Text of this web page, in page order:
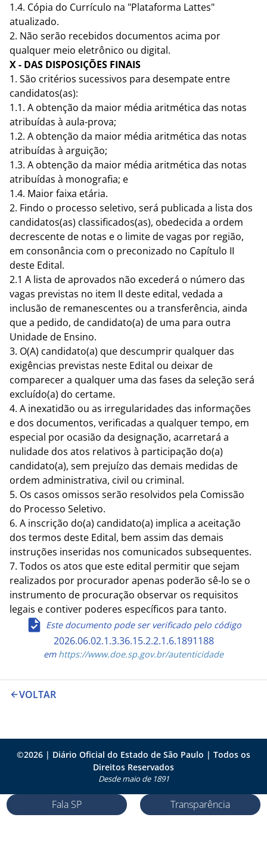
1.4. Cópia do Currículo na "Plataforma Lattes"
atualizado.
2. Não serão recebidos documentos acima por
qualquer meio eletrônico ou digital.
X - DAS DISPOSIÇÕES FINAIS
1. São critérios sucessivos para desempate entre
candidatos(as):
1.1. A obtenção da maior média aritmética das notas
atribuídas à aula-prova;
1.2. A obtenção da maior média aritmética das notas
atribuídas à arguição;
1.3. A obtenção da maior média aritmética das notas
atribuídas à monografia; e
1.4. Maior faixa etária.
2. Findo o processo seletivo, será publicada a lista dos
candidatos(as) classificados(as), obedecida a ordem
decrescente de notas e o limite de vagas por região,
em consonância com o preconizado no Capítulo II
deste Edital.
2.1 A lista de aprovados não excederá o número das
vagas previstas no item II deste edital, vedada a
inclusão de remanescentes ou a transferência, ainda
que a pedido, de candidato(a) de uma para outra
Unidade de Ensino.
3. O(A) candidato(a) que descumprir qualquer das
exigências previstas neste Edital ou deixar de
comparecer a qualquer uma das fases da seleção será
excluído(a) do certame.
4. A inexatidão ou as irregularidades das informações
e dos documentos, verificadas a qualquer tempo, em
especial por ocasião da designação, acarretará a
nulidade dos atos relativos à participação do(a)
candidato(a), sem prejuízo das demais medidas de
ordem administrativa, civil ou criminal.
5. Os casos omissos serão resolvidos pela Comissão
do Processo Seletivo.
6. A inscrição do(a) candidato(a) implica a aceitação
dos termos deste Edital, bem assim das demais
instruções inseridas nos comunicados subsequentes.
7. Todos os atos que este edital permitir que sejam
realizados por procurador apenas poderão sê-lo se o
instrumento de procuração observar os requisitos
legais e contiver poderes específicos para tanto.
Este documento pode ser verificado pelo código
2026.06.02.1.3.36.15.2.2.1.6.1891188
emhttps://www.doe.sp.gov.br/autenticidade
VOLTAR
©2026 | Diário Oficial do Estado de São Paulo | Todos os
Direitos Reservados
Desde maio de 1891
Fala SP Transparência